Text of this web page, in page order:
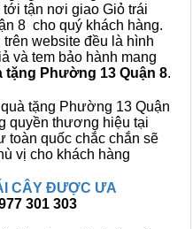
tận nơi giao Giỏ trái
8 cho quý khách hàng.
website đều là hình
và tem bảo hành mang
tặng Phường 13 Quận 8.
tặng Phường 13 Quận
quyền thương hiệu tại
toàn quốc chắc chắn sẽ
vị cho khách hàng
CÂY ĐƯỢC ƯA
301 303